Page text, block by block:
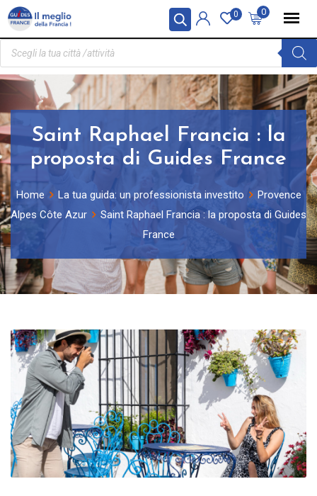
Pannello di gestione dei cookies 0
0
Saint Raphael Francia : la
proposta di Guides France
Home La tua guida: un professionista investito
Provence
Alpes Côte Azur
Saint Raphael Francia : la proposta di Guides
France